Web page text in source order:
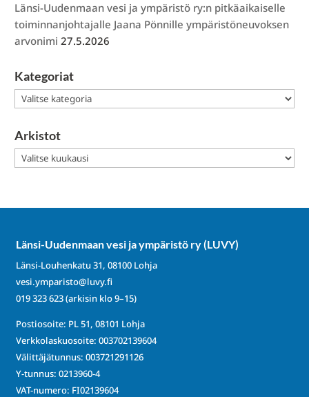
Länsi-Uudenmaan vesi ja ympäristö ry:n pitkäaikaiselle
toiminnanjohtajalle Jaana Pönnille ympäristöneuvoksen
arvonimi 27.5.2026
Kategoriat
Kategoriat
Arkistot
Arkistot
Länsi-Uudenmaan vesi ja ympäristö ry (LUVY)
Länsi-Louhenkatu 31, 08100 Lohja
vesi.ymparisto@luvy.fi
019 323 623(arkisin klo 9–15)
Postiosoite: PL 51, 08101 Lohja
Verkkolaskuosoite: 003702139604
Välittäjätunnus: 003721291126
Y-tunnus: 0213960-4
VAT-numero: FI02139604